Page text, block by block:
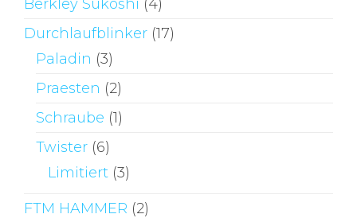
Berkley Sukoshi (4)
Durchlaufblinker (17)
Paladin (3)
Praesten (2)
Schraube (1)
Twister (6)
Limitiert (3)
FTM HAMMER (2)